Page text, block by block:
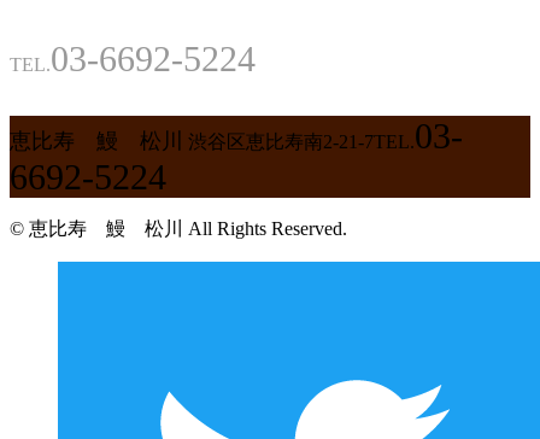
TEL.03-6692-5224
恵比寿 鰻 松川 渋谷区恵比寿南2-21-7TEL.03-
6692-5224
© 恵比寿 鰻 松川 All Rights Reserved.